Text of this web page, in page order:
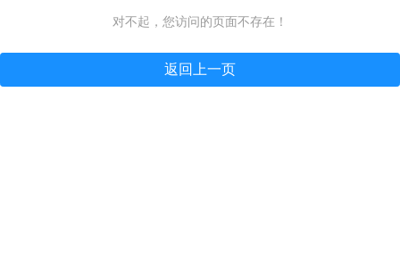
对不起，您访问的页面不存在！
返回上一页